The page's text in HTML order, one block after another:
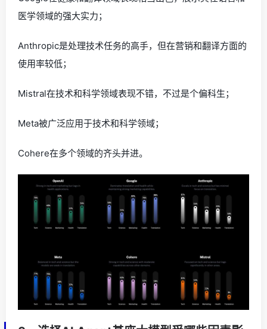
医学领域的强大实力；
Anthropic是处理技术任务的高手，但在营销和翻译方面的
使用率较低；
Mistral在技术和科学领域表现不错，不过是个偏科生；
Meta被广泛应用于技术和科学领域；
Cohere在多个领域的齐头并进。